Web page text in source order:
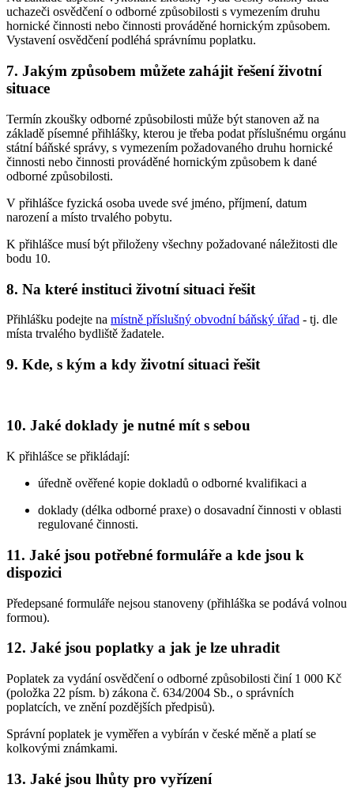
uchazeči osvědčení o odborné způsobilosti s vymezením druhu
hornické činnosti nebo činnosti prováděné hornickým způsobem.
Vystavení osvědčení podléhá správnímu poplatku.
7. Jakým způsobem můžete zahájit řešení životní
situace
Termín zkoušky odborné způsobilosti může být stanoven až na
základě písemné přihlášky, kterou je třeba podat příslušnému orgánu
státní báňské správy, s vymezením požadovaného druhu hornické
činnosti nebo činnosti prováděné hornickým způsobem k dané
odborné způsobilosti.
V přihlášce fyzická osoba uvede své jméno, příjmení, datum
narození a místo trvalého pobytu.
K přihlášce musí být přiloženy všechny požadované náležitosti dle
bodu 10.
8. Na které instituci životní situaci řešit
Přihlášku podejte na místně příslušný obvodní báňský úřad - tj. dle
místa trvalého bydliště žadatele.
9. Kde, s kým a kdy životní situaci řešit
10. Jaké doklady je nutné mít s sebou
K přihlášce se přikládají:
úředně ověřené kopie dokladů o odborné kvalifikaci a
doklady (délka odborné praxe) o dosavadní činnosti v oblasti
regulované činnosti.
11. Jaké jsou potřebné formuláře a kde jsou k
dispozici
Předepsané formuláře nejsou stanoveny (přihláška se podává volnou
formou).
12. Jaké jsou poplatky a jak je lze uhradit
Poplatek za vydání osvědčení o odborné způsobilosti činí 1 000 Kč
(položka 22 písm. b) zákona č. 634/2004 Sb., o správních
poplatcích, ve znění pozdějších předpisů).
Správní poplatek je vyměřen a vybírán v české měně a platí se
kolkovými známkami.
13. Jaké jsou lhůty pro vyřízení